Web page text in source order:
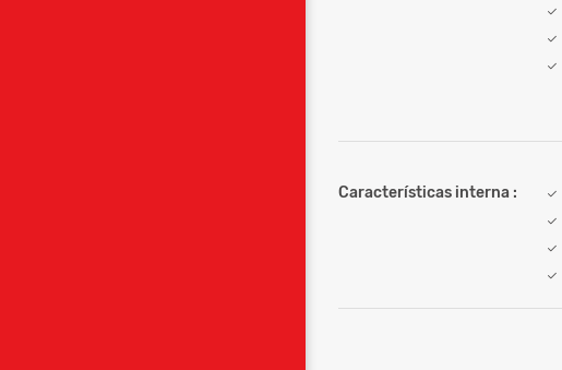
Características interna :